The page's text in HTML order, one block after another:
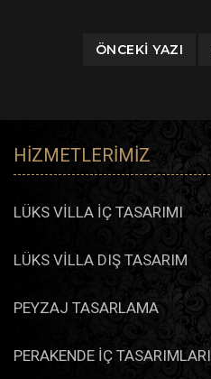
ÖNCEKI YAZI
HIZMETLERIMIZ
LÜKS VİLLA İÇ TASARIMI
LÜKS VİLLA DIŞ TASARIM
PEYZAJ TASARLAMA
PERAKENDE İÇ TASARIMLARI